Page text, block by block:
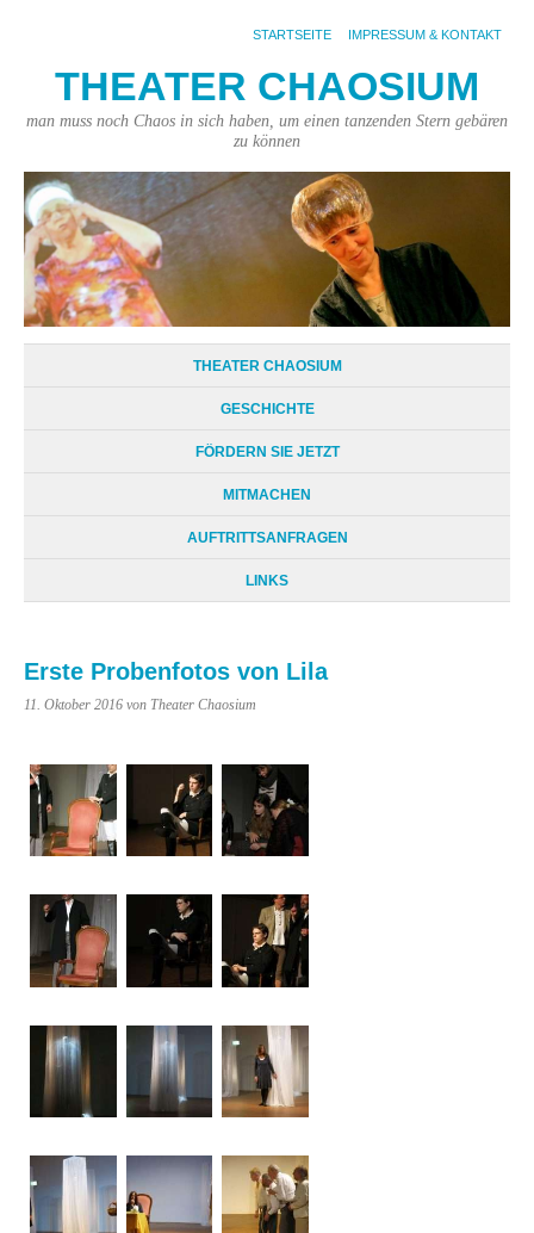
STARTSEITE IMPRESSUM & KONTAKT
THEATER CHAOSIUM
man muss noch Chaos in sich haben, um einen tanzenden Stern gebären
zu können
THEATER CHAOSIUM
GESCHICHTE
FÖRDERN SIE JETZT
MITMACHEN
AUFTRITTSANFRAGEN
LINKS
Erste Probenfotos von Lila
11. Oktober 2016 von Theater Chaosium